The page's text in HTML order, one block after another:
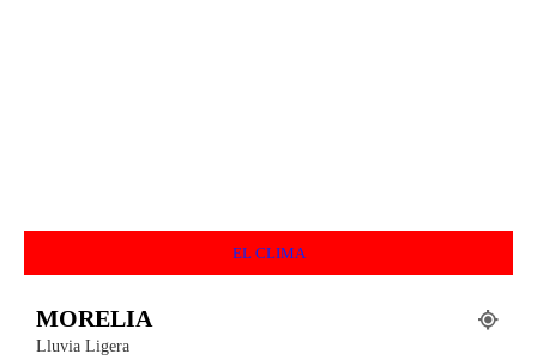
EL CLIMA
MORELIA
Lluvia Ligera